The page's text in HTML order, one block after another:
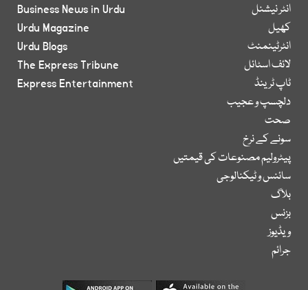
انٹر نیشنل
کھیل
انٹرٹینمنٹ
لائف اسٹائل
ٹاپ ٹرینڈ
دلچسپ و عجیب
صحت
سونے کے نرخ
پیٹرولیم مصنوعات کی قیمتیں
سائنس و ٹیکنالوجی
بلاگ
بزنس
ویڈیوز
جرائم
Business News in Urdu
Urdu Magazine
Urdu Blogs
The Express Tribune
Express Entertainment